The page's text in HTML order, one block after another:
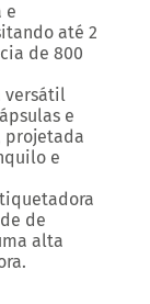
e
até 2
de 800
versátil
e
projetada
e
de
alta